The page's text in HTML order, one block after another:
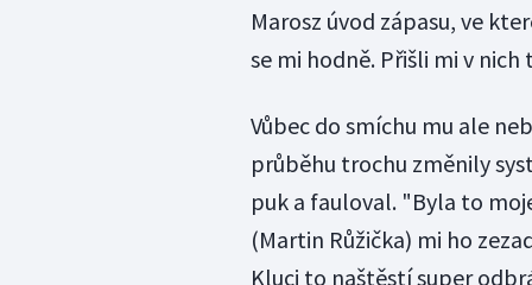
Marosz úvod zápasu, ve
se mi hodně. Přišli mi v
Vůbec do smíchu mu ale
průběhu trochu změnily
puk a fauloval. "Byla to
(Martin Růžička) mi ho
Kluci to naštěstí super